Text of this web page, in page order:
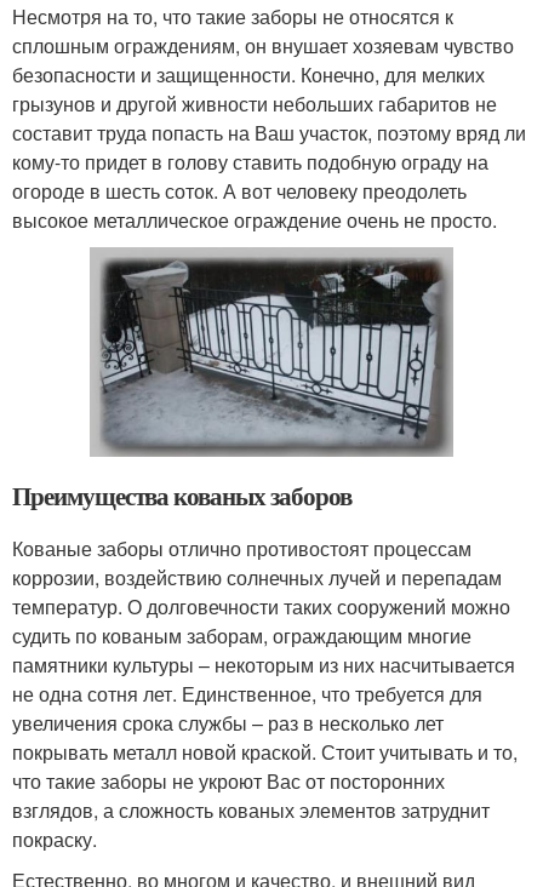
Несмотря на то, что такие заборы не относятся к
сплошным ограждениям, он внушает хозяевам чувство
безопасности и защищенности. Конечно, для мелких
грызунов и другой живности небольших габаритов не
составит труда попасть на Ваш участок, поэтому вряд ли
кому-то придет в голову ставить подобную ограду на
огороде в шесть соток. А вот человеку преодолеть
высокое металлическое ограждение очень не просто.
Преимущества кованых заборов
Кованые заборы отлично противостоят процессам
коррозии, воздействию солнечных лучей и перепадам
температур. О долговечности таких сооружений можно
судить по кованым заборам, ограждающим многие
памятники культуры – некоторым из них насчитывается
не одна сотня лет. Единственное, что требуется для
увеличения срока службы – раз в несколько лет
покрывать металл новой краской. Стоит учитывать и то,
что такие заборы не укроют Вас от посторонних
взглядов, а сложность кованых элементов затруднит
покраску.
Естественно, во многом и качество, и внешний вид